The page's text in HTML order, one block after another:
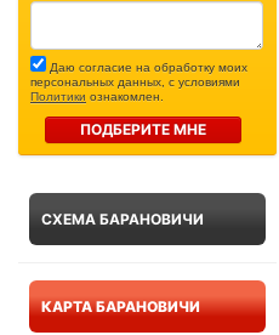
Даю согласие на обработку моих
персональных данных, с условиями
Политики ознакомлен.
ПОДБЕРИТЕ МНЕ
СХЕМА БАРАНОВИЧИ
КАРТА БАРАНОВИЧИ